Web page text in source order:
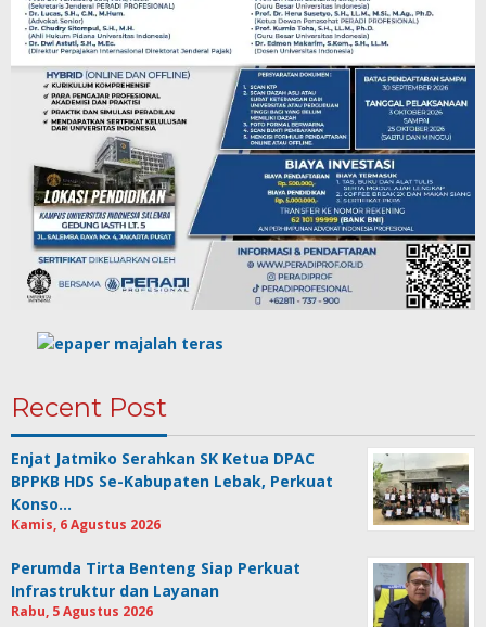
Recent Post
Enjat Jatmiko Serahkan SK Ketua DPAC
BPPKB HDS Se-Kabupaten Lebak, Perkuat
Konso…
Kamis, 6 Agustus 2026
Perumda Tirta Benteng Siap Perkuat
Infrastruktur dan Layanan
Rabu, 5 Agustus 2026